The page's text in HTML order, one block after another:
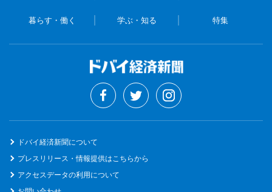
暮らす・働く 学ぶ・知る 特集
ドバイ経済新聞について
プレスリリース・情報提供はこちらから
アクセスデータの利用について